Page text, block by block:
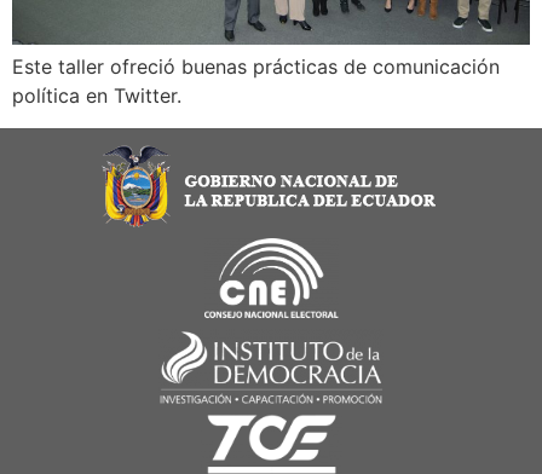
Este taller ofreció buenas prácticas de comunicación
política en Twitter.